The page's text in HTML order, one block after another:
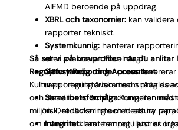
AIFMD beroende på uppdrag.
XBRL och taxonomier:kan validera
rapporter tekniskt.
Systemkunnig:hanterar
eller avancerat Excel dag 1.
Självständig under press:levererar
rapportering även med snäva
Samarbetsförmåga:fungerar med
risk, redovisning och treasury
Integritet:hanterar regulatorisk
Så ser vi på kravprofilen när du anlitar
Regulatory Reporting Accountant:
Kulturen i regulatoriska team präglas
och deadline-disciplin. Konsulten
miljön. Det räcker inte med att ha
om man inte klarar tempot i just er